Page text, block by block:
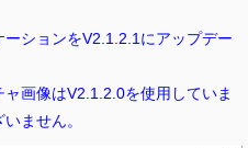
ションをV2.1.2.1にアップデー
画像はV2.1.2.0を使用していま
ません。